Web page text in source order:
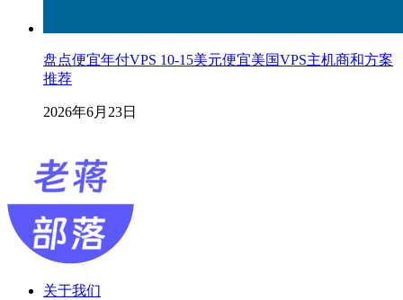
盘点便宜年付VPS 10-15美元便宜美国VPS主机商和方案
推荐
2026年6月23日
关于我们